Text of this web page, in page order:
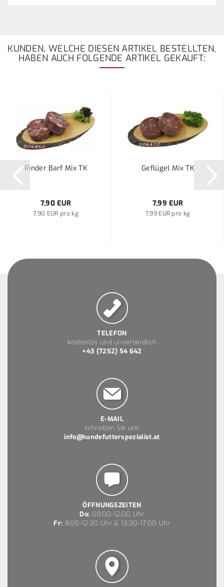
KUNDEN, WELCHE DIESEN ARTIKEL BESTELLTEN,
HABEN AUCH FOLGENDE ARTIKEL GEKAUFT:
Rinder Barf Mix TK
7,90 EUR
7,90 EUR pro kg
Geflügel Mix TK
7,99 EUR
7,99 EUR pro kg
TELEFON
kostenlos und unverbindlich
+43 (7252) 54 642
E-MAIL
schreiben Sie uns
info@hundefutterspezialist.at
ÖFFNUNGSZEITEN
Do: 08:00-12:00 Uhr
Fr: 8:00-12:30 Uhr & 13:30-17:00 Uhr